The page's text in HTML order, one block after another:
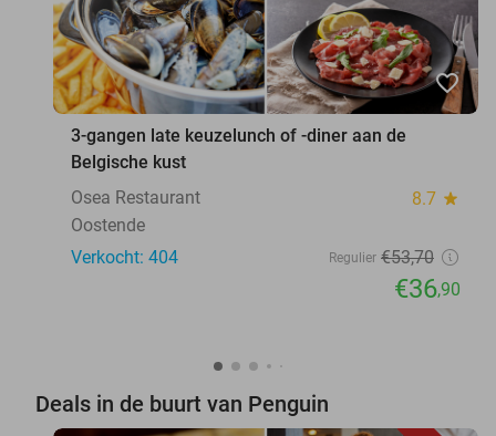
favorite_border
3-gangen late keuzelunch of -diner aan de
Belgische kust
Osea Restaurant
8.7 star
Oostende
Verkocht: 404
Regulier €53,70
€36,90
Deals in de buurt van Penguin